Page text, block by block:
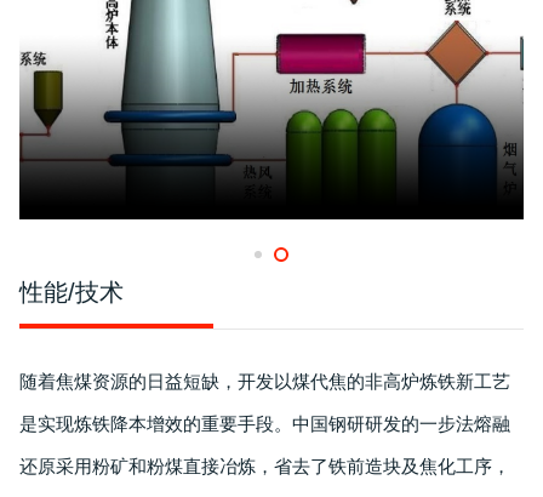
性能/技术
随着焦煤资源的日益短缺，开发以煤代焦的非高炉炼铁新工艺
是实现炼铁降本增效的重要手段。中国钢研研发的一步法熔融
还原采用粉矿和粉煤直接冶炼，省去了铁前造块及焦化工序，